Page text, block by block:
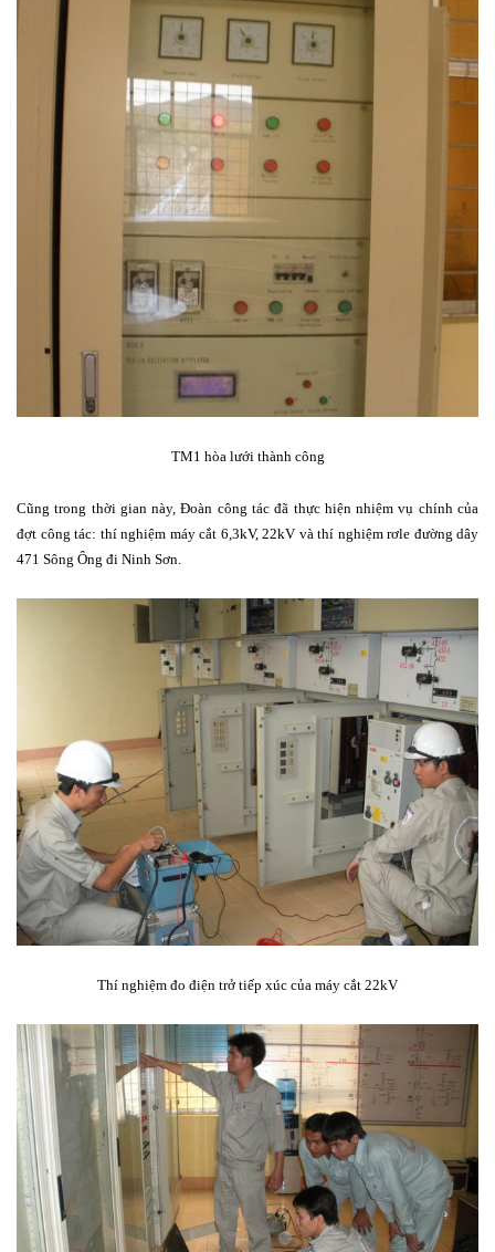
TM1 hòa lưới thành công
Cũng trong thời gian này, Đoàn công tác đã thực hiện nhiệm vụ chính của
đợt công tác: thí nghiệm máy cắt 6,3kV, 22kV và thí nghiệm rơle đường dây
471 Sông Ông đi Ninh Sơn.
Thí nghiệm đo điện trở tiếp xúc của máy cắt 22kV